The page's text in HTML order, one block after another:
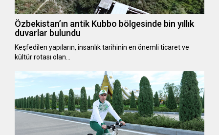
Özbekistan’ın antik Kubbo bölgesinde bin yıllık
duvarlar bulundu
Keşfedilen yapıların, insanlık tarihinin en önemli ticaret ve
kültür rotası olan…